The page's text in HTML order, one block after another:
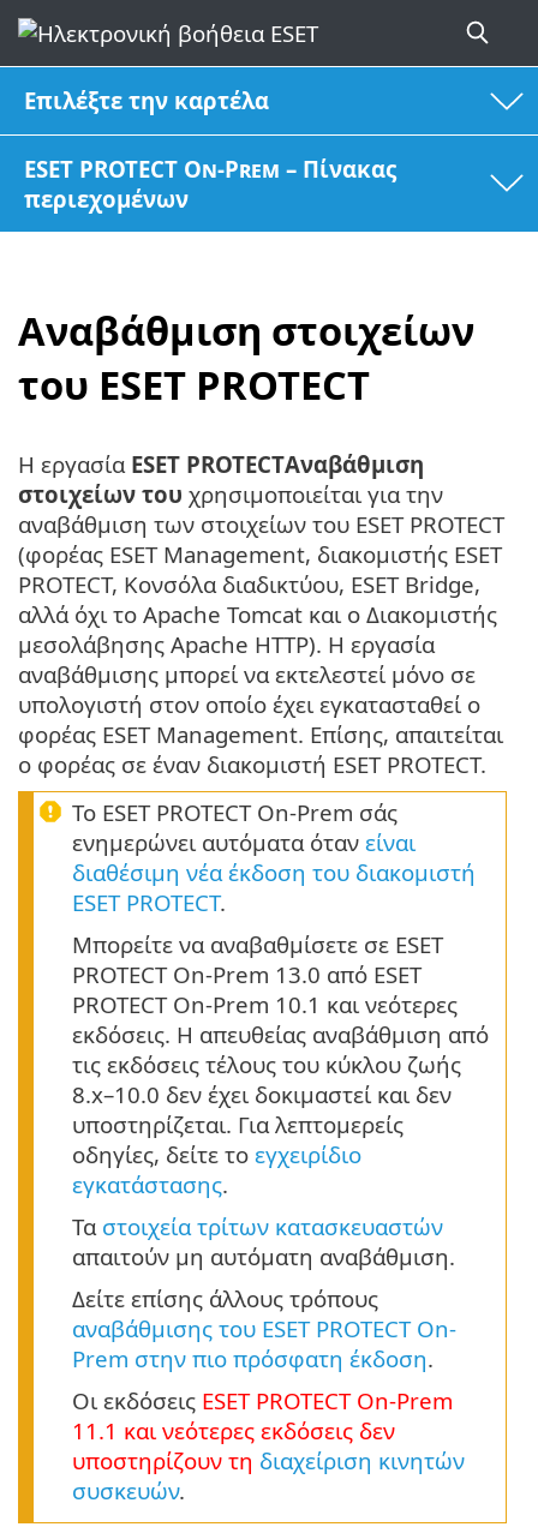
Επιλέξτε την καρτέλα
ESET PROTECT On-Prem – Πίνακας
περιεχομένων
Αναβάθμιση στοιχείων
του ESET PROTECT
Η εργασία ESET PROTECTΑναβάθμιση
στοιχείων του χρησιμοποιείται για την
αναβάθμιση των στοιχείων του ESET PROTECT
(φορέας ESET Management, διακομιστής ESET
PROTECT, Κονσόλα διαδικτύου, ESET Bridge,
αλλά όχι το Apache Tomcat και ο Διακομιστής
μεσολάβησης Apache HTTP). Η εργασία
αναβάθμισης μπορεί να εκτελεστεί μόνο σε
υπολογιστή στον οποίο έχει εγκατασταθεί ο
φορέας ESET Management. Επίσης, απαιτείται
ο φορέας σε έναν διακομιστή ESET PROTECT.
Το ESET PROTECT On-Prem σάς
ενημερώνει αυτόματα όταν είναι
διαθέσιμη νέα έκδοση του διακομιστή
ESET PROTECT.
Μπορείτε να αναβαθμίσετε σε ESET
PROTECT On-Prem 13.0 από ESET
PROTECT On-Prem 10.1 και νεότερες
εκδόσεις. Η απευθείας αναβάθμιση από
τις εκδόσεις τέλους του κύκλου ζωής
8.x–10.0 δεν έχει δοκιμαστεί και δεν
υποστηρίζεται. Για λεπτομερείς
οδηγίες, δείτε το εγχειρίδιο
εγκατάστασης.
Τα στοιχεία τρίτων κατασκευαστών
απαιτούν μη αυτόματη αναβάθμιση.
Δείτε επίσης άλλους τρόπους
αναβάθμισης του ESET PROTECT On-
Prem στην πιο πρόσφατη έκδοση.
Οι εκδόσεις ESET PROTECT On-Prem
11.1 και νεότερες εκδόσεις δεν
υποστηρίζουν τη διαχείριση κινητών
συσκευών.